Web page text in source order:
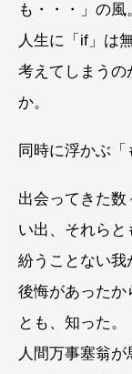
も・・・」の風
人生に「if」は
考えてしまうの
か。
同時に浮かぶ「
出会ってきた
い出、それらと
紛うことない我
後悔があったか
とも、知った。
人間万事塞翁